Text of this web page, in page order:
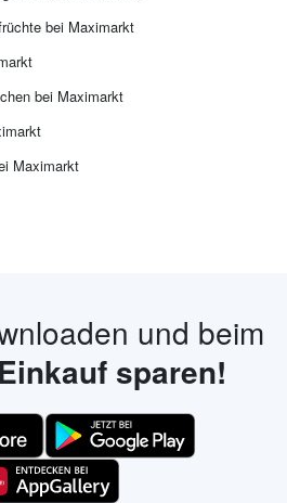
bei Maximarkt
bei Maximarkt
Maximarkt
und beim
Einkauf sparen!